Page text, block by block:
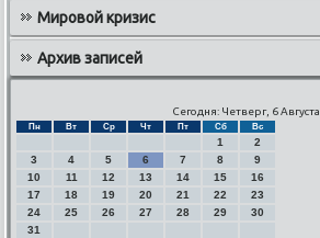
Мировой кризис
Архив записей
Сегодня: Четверг, 6 Августа
Пн Вт Ср Чт Пт Сб Вс
1
2
3
4 5 6 7 8
9
10
11 12 13 14 15
16
17
18 19 20 21 22
23
24
25 26 27 28 29
30
31